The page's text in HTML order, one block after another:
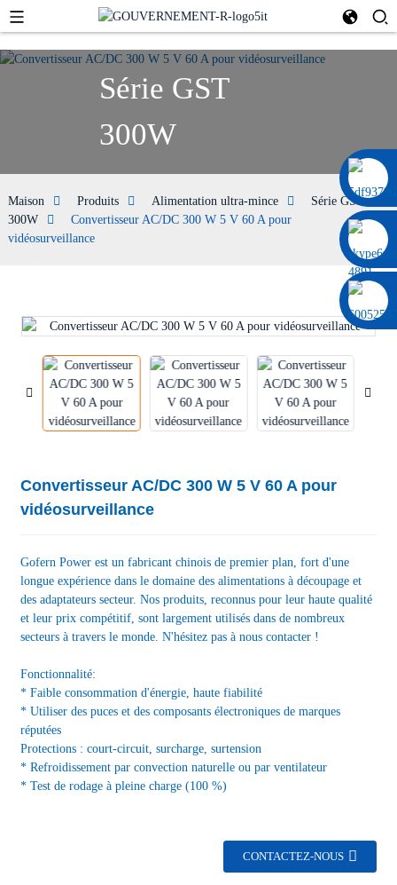
0086 13322920697
Série GST
300W
Maison Produits Alimentation ultra-mince
Série GST
300W
Convertisseur AC/DC 300 W 5 V 60 A pour
vidéosurveillance
Convertisseur AC/DC 300 W 5 V 60 A pour
vidéosurveillance
Gofern Power est un fabricant chinois de premier plan, fort d'une
longue expérience dans le domaine des alimentations à découpage et
des adaptateurs secteur. Nos produits, reconnus pour leur haute qualité
et leur prix compétitif, sont largement utilisés dans de nombreux
secteurs à travers le monde. N'hésitez pas à nous contacter !
Fonctionnalité:
* Faible consommation d'énergie, haute fiabilité
* Utiliser des puces et des composants électroniques de marques
réputées
Protections : court-circuit, surcharge, surtension
* Refroidissement par convection naturelle ou par ventilateur
* Test de rodage à pleine charge (100 %)
CONTACTEZ-NOUS